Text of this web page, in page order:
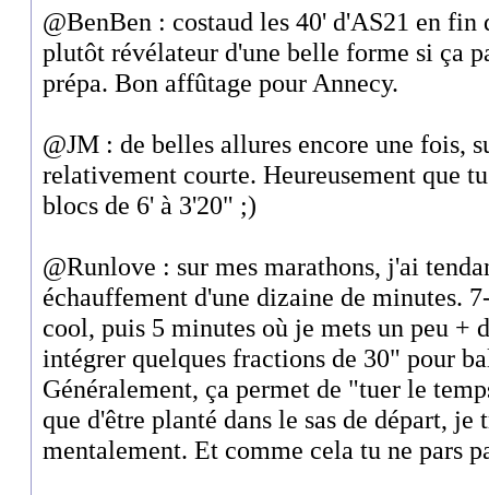
@BenBen : costaud les 40' d'AS21 en
plutôt révélateur d'une belle forme si ça
prépa. Bon affûtage pour Annecy.
@JM : de belles allures encore une fois,
relativement courte. Heureusement que
blocs de 6' à 3'20" ;)
@Runlove : sur mes marathons, j'ai
échauffement d'une dizaine de minutes.
cool, puis 5 minutes où je mets un peu +
intégrer quelques fractions de 30" pour
Généralement, ça permet de "tuer le
que d'être planté dans le sas de départ, je
mentalement. Et comme cela tu ne pars